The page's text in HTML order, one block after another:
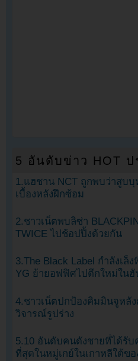
5 อันดับข่าว HOT ป
1.แฮชาน NCT ถูกพบว่าสูบบุ
เบื้องหลังฝึกซ้อม
2.ชาวเน็ตพบลิซ่า
TWICE ไปช้อปปิ้งด้วยกัน
3.The Black Label กำลังเล็
YG ย้ายอฟฟิศไปตึกใหม่ในฮั
4.ชาวเน็ตปกป้องคิมมินจูหลัง
วิจารณ์รูปร่าง
5.10 อันดับคนดังชายที่ได้รับ
ที่สุดในหมู่เกย์ในเกาหลีใต้ขอ